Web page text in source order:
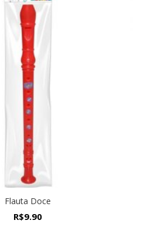
Flauta Doce
R$9.90